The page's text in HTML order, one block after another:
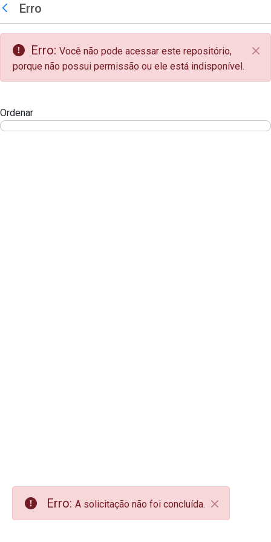
Pular para o Conteúdo principal
teste descricao
Voltar
Erro
Erro: Você não pode acessar este repositório,
porque não possui permissão ou ele está indisponível.
Ordenar
Erro: A solicitação não foi concluída.